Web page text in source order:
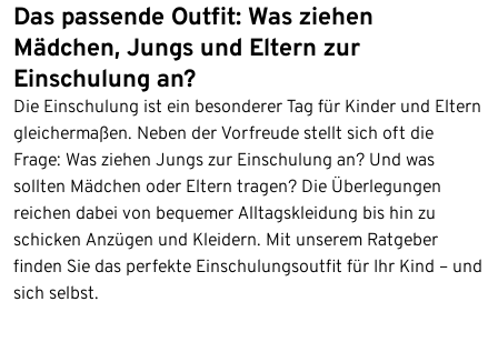
Das passende Outfit: Was ziehen
Mädchen, Jungs und Eltern zur
Einschulung an?
Die Einschulung ist ein besonderer Tag für Kinder und Eltern
gleichermaßen. Neben der Vorfreude stellt sich oft die
Frage: Was ziehen Jungs zur Einschulung an? Und was
sollten Mädchen oder Eltern tragen? Die Überlegungen
reichen dabei von bequemer Alltagskleidung bis hin zu
schicken Anzügen und Kleidern. Mit unserem Ratgeber
finden Sie das perfekte Einschulungsoutfit für Ihr Kind – und
sich selbst.